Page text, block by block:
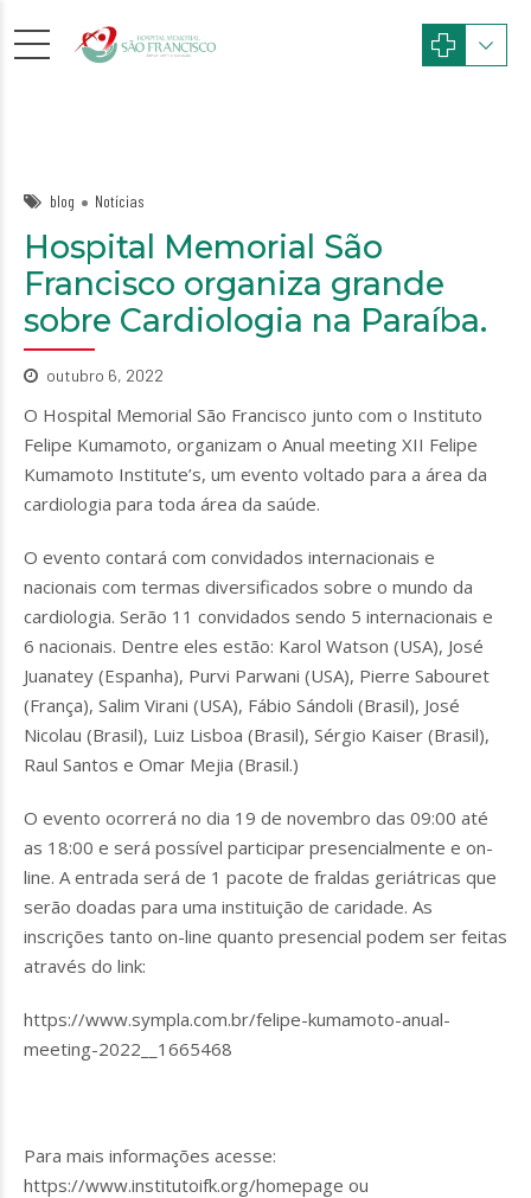
blog Notícias
Hospital Memorial São
Francisco organiza grande
sobre Cardiologia na Paraíba.
outubro 6, 2022
O Hospital Memorial São Francisco junto com o Instituto
Felipe Kumamoto, organizam o Anual meeting XII Felipe
Kumamoto Institute’s, um evento voltado para a área da
cardiologia para toda área da saúde.
O evento contará com convidados internacionais e
nacionais com termas diversificados sobre o mundo da
cardiologia. Serão 11 convidados sendo 5 internacionais e
6 nacionais. Dentre eles estão: Karol Watson (USA), José
Juanatey (Espanha), Purvi Parwani (USA), Pierre Sabouret
(França), Salim Virani (USA), Fábio Sándoli (Brasil), José
Nicolau (Brasil), Luiz Lisboa (Brasil), Sérgio Kaiser (Brasil),
Raul Santos e Omar Mejia (Brasil.)
O evento ocorrerá no dia 19 de novembro das 09:00 até
as 18:00 e será possível participar presencialmente e on-
line. A entrada será de 1 pacote de fraldas geriátricas que
serão doadas para uma instituição de caridade. As
inscrições tanto on-line quanto presencial podem ser feitas
através do link:
https://www.sympla.com.br/felipe-kumamoto-anual-
meeting-2022__1665468
Para mais informações acesse:
https://www.institutoifk.org/homepage ou